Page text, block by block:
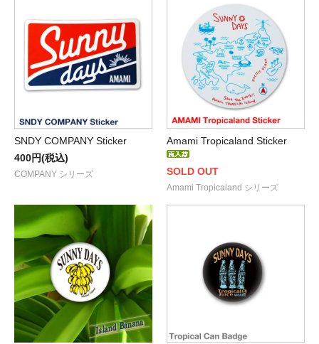
SNDY COMPANY Sticker
400円(税込)
COMPANY シリーズ
Amami Tropicaland Sticker
SOLD OUT
Amami Tropicaland シリーズ